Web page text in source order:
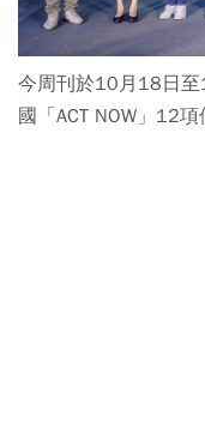
今周刊於10月18日
國「ACT NOW」12項